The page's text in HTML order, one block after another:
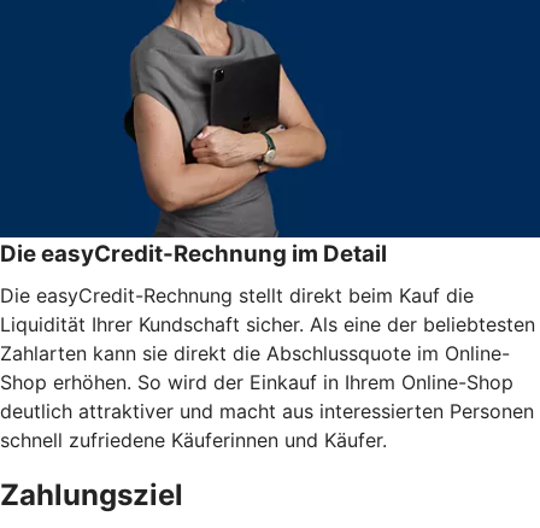
Die easyCredit-Rechnung im Detail
Die easyCredit-Rechnung stellt direkt beim Kauf die
Liquidität Ihrer Kundschaft sicher. Als eine der beliebtesten
Zahlarten kann sie direkt die Abschlussquote im Online-
Shop erhöhen. So wird der Einkauf in Ihrem Online-Shop
deutlich attraktiver und macht aus interessierten Personen
schnell zufriedene Käuferinnen und Käufer.
Zahlungsziel